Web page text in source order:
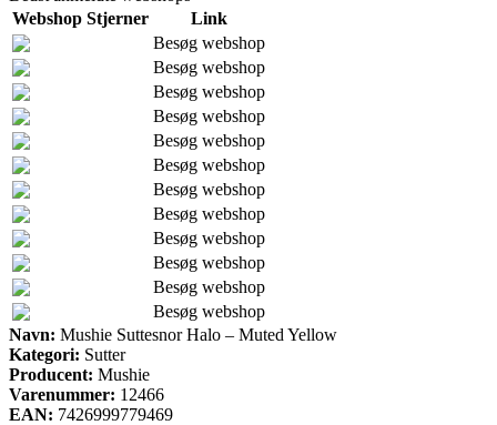
Webshop Stjerner
Link
Besøg webshop
Besøg webshop
Besøg webshop
Besøg webshop
Besøg webshop
Besøg webshop
Besøg webshop
Besøg webshop
Besøg webshop
Besøg webshop
Besøg webshop
Besøg webshop
Navn: Mushie Suttesnor Halo – Muted Yellow
Kategori: Sutter
Producent: Mushie
Varenummer: 12466
EAN: 7426999779469